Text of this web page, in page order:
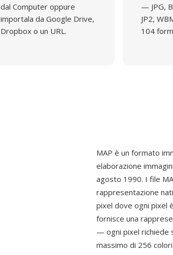
dal Computer oppure
importala da Google Drive,
Dropbox o un URL.
— JPG,
JP2,
104
MAP è un formato
elaborazione
agosto 1990. I file
rappresentazione
pixel dove ogni pixel
fornisce una
— ogni pixel richiede
massimo di 256